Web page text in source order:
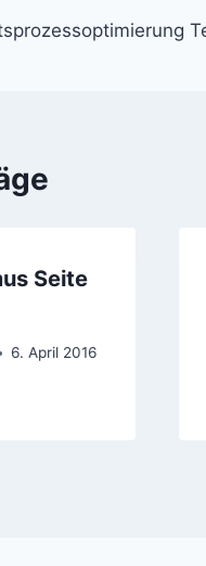
Seite
6. April 2016